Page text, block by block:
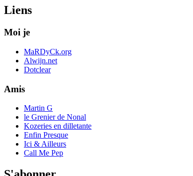
Liens
Moi je
MaRDyCk.org
Alwijn.net
Dotclear
Amis
Martin G
le Grenier de Nonal
Kozeries en dilletante
Enfin Presque
Ici & Ailleurs
Call Me Pep